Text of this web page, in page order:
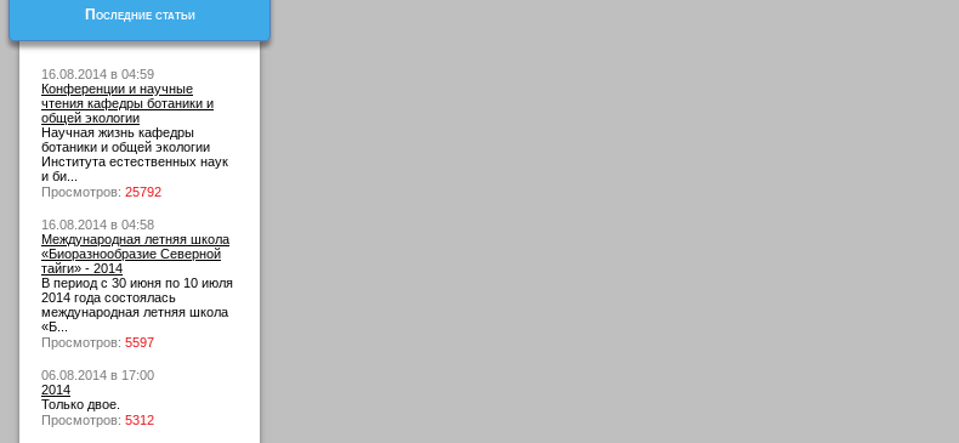
Последние статьи
16.08.2014 в 04:59
Конференции и научные
чтения кафедры ботаники и
общей экологии
Научная жизнь кафедры
ботаники и общей экологии
Института естественных наук
и би...
Просмотров: 25792
16.08.2014 в 04:58
Международная летняя школа
«Биоразнообразие Северной
тайги» - 2014
В период с 30 июня по 10 июля
2014 года состоялась
международная летняя школа
«Б...
Просмотров: 5597
06.08.2014 в 17:00
2014
Только двое.
Просмотров: 5312